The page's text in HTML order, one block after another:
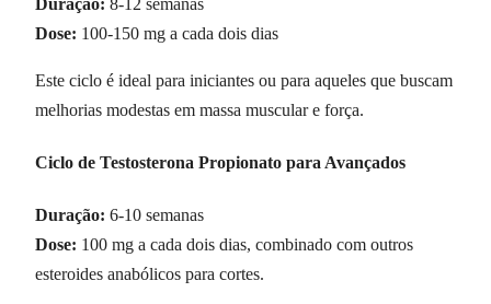
Dose: 100-150 mg a cada dois dias
Este ciclo é ideal para iniciantes ou para aqueles que buscam
melhorias modestas em massa muscular e força.
Ciclo de Testosterona Propionato para Avançados
Duração: 6-10 semanas
Dose: 100 mg a cada dois dias, combinado com outros
esteroides anabólicos para cortes.